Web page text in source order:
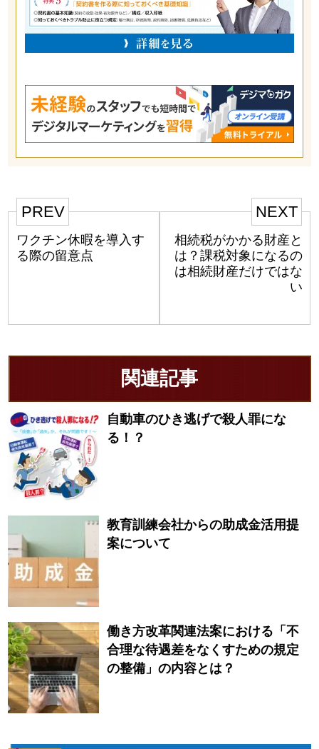
PREV
ワクチン休暇を導入す
る際の留意点
NEXT
相続税がかかる財産と
は？課税対象になるの
は相続財産だけではな
い
関連記事
自動車のひき逃げで殺人罪にな
る！？
教育訓練会社からの助成金活用提
案について
働き方改革関連法案における「不
合理な待遇差をなくすための規定
の整備」の内容とは？